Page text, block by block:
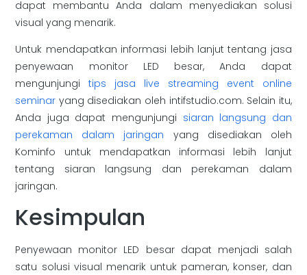
dapat membantu Anda dalam menyediakan solusi
visual yang menarik.
Untuk mendapatkan informasi lebih lanjut tentang jasa
penyewaan monitor LED besar, Anda dapat
mengunjungitips jasa live streaming event online
seminar yang disediakan oleh intifstudio.com. Selain itu,
Anda juga dapat mengunjungi siaran langsung dan
perekaman dalam jaringan yang disediakan oleh
Kominfo untuk mendapatkan informasi lebih lanjut
tentang siaran langsung dan perekaman dalam
jaringan.
Kesimpulan
Penyewaan monitor LED besar dapat menjadi salah
satu solusi visual menarik untuk pameran, konser, dan